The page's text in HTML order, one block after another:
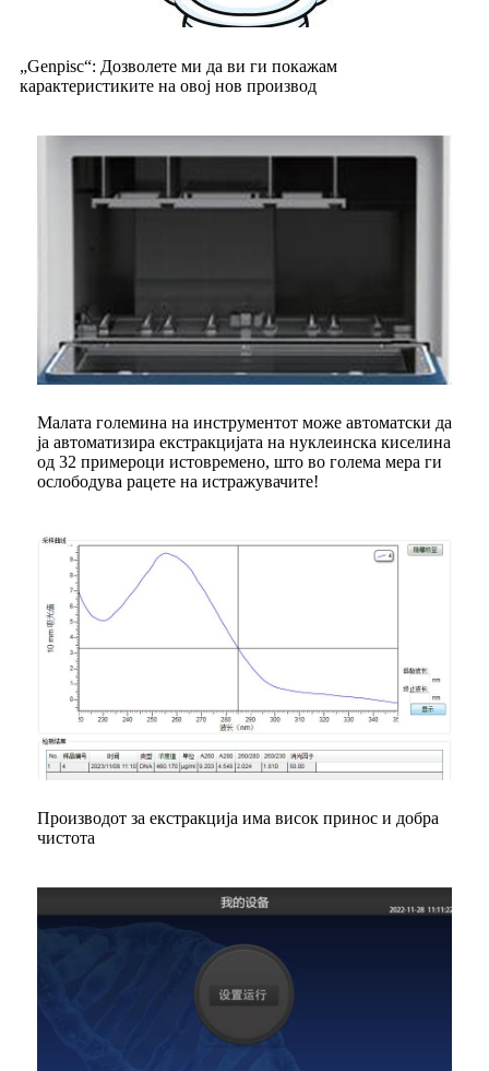
„Genpisc“: Дозволете ми да ви ги покажам
карактеристиките на овој нов производ
Малата големина на инструментот може автоматски да
ја автоматизира екстракцијата на нуклеинска киселина
од 32 примероци истовремено, што во голема мера ги
ослободува рацете на истражувачите!
Производот за екстракција има висок принос и добра
чистота